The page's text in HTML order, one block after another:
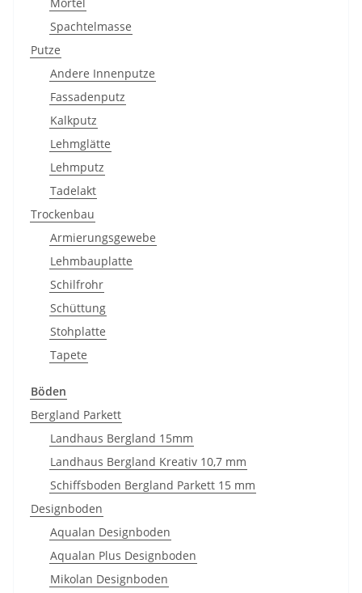
Spachtelmasse
Putze
Andere Innenputze
Fassadenputz
Kalkputz
Lehmglätte
Lehmputz
Tadelakt
Trockenbau
Armierungsgewebe
Lehmbauplatte
Schilfrohr
Schüttung
Stohplatte
Tapete
Böden
Bergland Parkett
Landhaus Bergland 15mm
Landhaus Bergland Kreativ 10,7 mm
Schiffsboden Bergland Parkett 15 mm
Designboden
Aqualan Designboden
Aqualan Plus Designboden
Mikolan Designboden